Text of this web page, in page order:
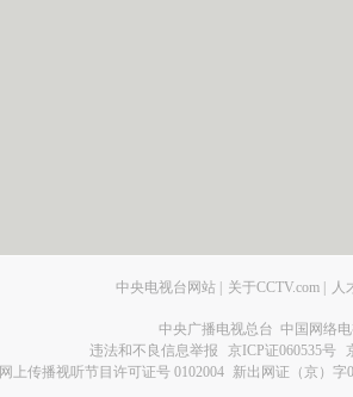
中央电视台网站 关于CCTV.com 人
中央广播电视总台 中国网络
违法和不良信息举报
京ICP证060535号
网上传播视听节目许可证号 0102004 新出网证（京）